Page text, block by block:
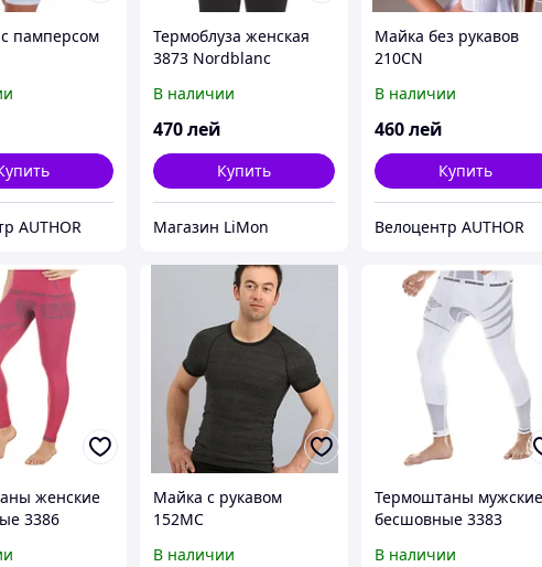
памперсом
AUTHOR
Термоблуза женская
3873 Nordblanc
В наличии
470лей
Купить
Магазин LiMon
Майка без рукавов
210CN
В наличии
460лей
Купить
Велоцентр AUTHOR
женские
3386
Майка с рукавом
152MC
В наличии
Термоштаны мужские
бесшовные 3383
В наличии